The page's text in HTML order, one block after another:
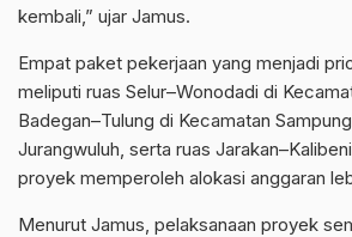
kembali,” ujar Jamus.
Empat paket pekerjaan yang menjadi
meliputi ruas Selur–Wonodadi di
Badegan–Tulung di Kecamatan
Jurangwuluh, serta ruas
proyek memperoleh alokasi anggaran
Menurut Jamus, pelaksanaan proyek